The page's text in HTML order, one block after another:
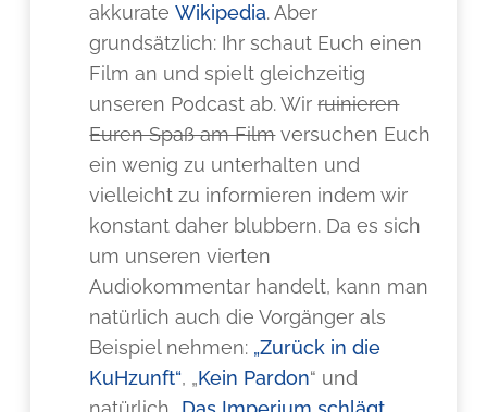
akkurateWikipedia. Aber
grundsätzlich: Ihr schaut Euch einen
Film an und spielt gleichzeitig
unseren Podcast ab. Wirruinieren
Euren Spaß am Filmversuchen Euch
ein wenig zu unterhalten und
vielleicht zu informieren indem wir
konstant daher blubbern. Da es sich
um unseren vierten
Audiokommentar handelt, kann man
natürlich auch die Vorgänger als
Beispiel nehmen: „Zurück in die
KuHzunft“, „Kein Pardon“ und